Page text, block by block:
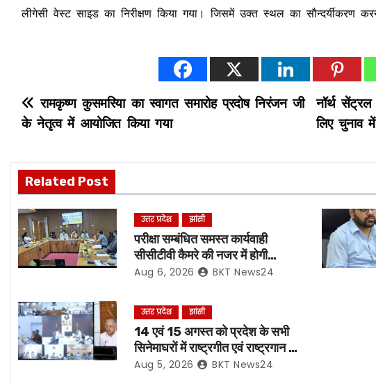
लीगेसी वेस्ट साइड का निरीक्षण किया गया। जिसमें उक्त स्थल का सौन्दर्यीकरण
P
o
s
t
n
a
i
g
नॉर्थ
लिए चुनाव
रामकृष्ण कुसमरिया का स्वागत समारोह प्रदोष निरंजन जी
के नेतृत्व में आयोजित किया गया
Related Post
उत्तर प्रदेश झांसी
परीक्षा सम्बंधित समस्त कार्यवाही
सीसीटीवी कैमरे की नजर में होगी
संपादित, रिकॉर्डिंग भी रहेगी सुरक्षित:-
Aug 6, 2026 BKT News24
उत्तर प्रदेश झांसी
14 एवं 15 अगस्त को प्रदेश के सभी
सिनेमाघरों में राष्ट्रगीत एवं राष्ट्रगान का
हो अनिवार्य प्रसारण:- मुख्य सचिव*
Aug 5, 2026 BKT News24